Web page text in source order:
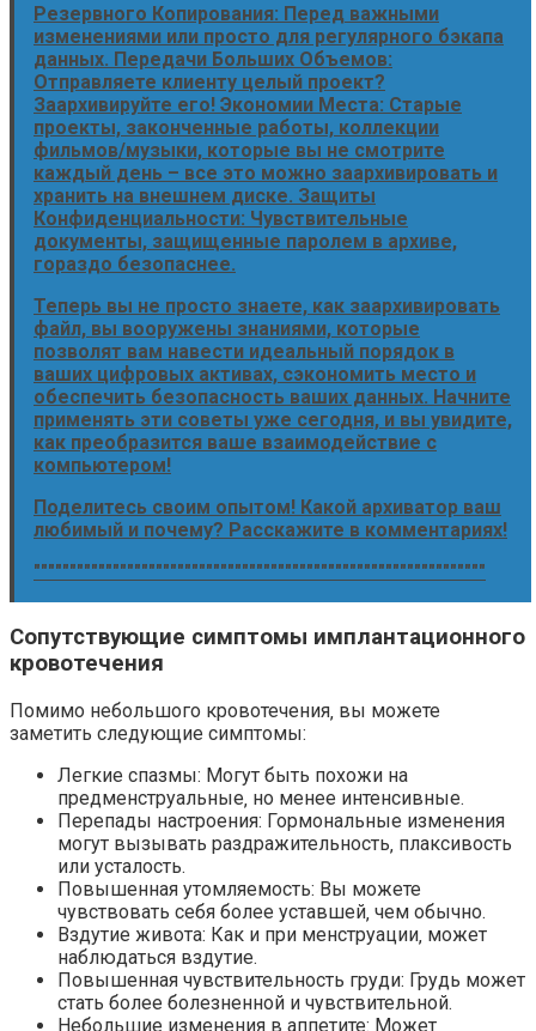
Резервного Копирования: Перед важными
изменениями или просто для регулярного бэкапа
данных. Передачи Больших Объемов:
Отправляете клиенту целый проект?
Заархивируйте его! Экономии Места: Старые
проекты, законченные работы, коллекции
фильмов/музыки, которые вы не смотрите
каждый день – все это можно заархивировать и
хранить на внешнем диске. Защиты
Конфиденциальности: Чувствительные
документы, защищенные паролем в архиве,
гораздо безопаснее.
Теперь вы не просто знаете, как заархивировать
файл, вы вооружены знаниями, которые
позволят вам навести идеальный порядок в
ваших цифровых активах, сэкономить место и
обеспечить безопасность ваших данных. Начните
применять эти советы уже сегодня, и вы увидите,
как преобразится ваше взаимодействие с
компьютером!
Поделитесь своим опытом! Какой архиватор ваш
любимый и почему? Расскажите в комментариях!
"""""""""""""""""""""""""""""""""""""""""""""""""""""""""""""""
Сопутствующие симптомы имплантационного
кровотечения
Помимо небольшого кровотечения‚ вы можете
заметить следующие симптомы:
Легкие спазмы: Могут быть похожи на
предменструальные‚ но менее интенсивные.
Перепады настроения: Гормональные изменения
могут вызывать раздражительность‚ плаксивость
или усталость.
Повышенная утомляемость: Вы можете
чувствовать себя более уставшей‚ чем обычно.
Вздутие живота: Как и при менструации‚ может
наблюдаться вздутие.
Повышенная чувствительность груди: Грудь может
стать более болезненной и чувствительной.
Небольшие изменения в аппетите: Может